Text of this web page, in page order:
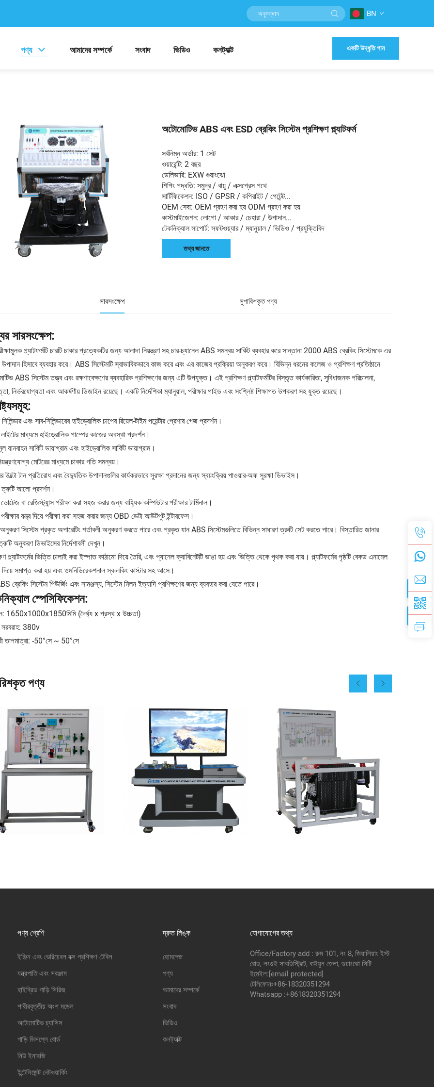
BN
পণ্য আমাদের সম্পর্কে সংবাদ ভিডিও কনট্যাক্ট একটি উদ্ধৃতি পান
অটোমোটিভ ABS এবং ESD ব্রেকিং সিস্টেম প্রশিক্ষণ প্ল্যাটফর্ম
সর্বনিম্ন অর্ডার: 1 সেট
ওয়ারেন্টি: 2 বছর
ডেলিভারি: EXW গুয়াংঝো
শিপিং পদ্ধতি: সমুদ্র / বায়ু / এক্সপ্রেস পথে
সার্টিফিকেশন: ISO / GPSR / কপিরাইট / পেটেন্ট...
OEM সেবা: OEM গ্রহণ করা হয় ODM গ্রহণ করা হয়
কাস্টমাইজেশন: লোগো / আকার / চেহারা / উপাদান...
টেকনিক্যাল সাপোর্ট: সফটওয়্যার / ম্যানুয়াল / ভিডিও / প্রযুক্তিবিদ
তথ্য জানতে
সারসংক্ষেপ সুপারিশকৃত পণ্য
সারসংক্ষেপ:
প্ল্যাটফর্মটি চারটি চাকার প্রত্যেকটির জন্য আলাদা নিয়ন্ত্রণ সহ চার-চ্যানেল ABS সমন্বয় সার্কিট ব্যবহার করে সান্তানা 2000 ABS ব্রেকিং সিস্টেমকে এর
উপাদান হিসাবে ব্যবহার করে। ABS সিস্টেমটি স্বাভাবিকভাবে কাজ করে এবং এর কাজের প্রক্রিয়া অনুকরণ করে। বিভিন্ন ধরনের কলেজ ও প্রশিক্ষণ প্রতিষ্ঠানে
ABS সিস্টেম তত্ত্ব এবং রক্ষণাবেক্ষণের ব্যবহারিক প্রশিক্ষণের জন্য এটি উপযুক্ত। এই প্রশিক্ষণ প্ল্যাটফর্মটির বিস্তৃত কার্যকারিতা, সুবিধাজনক পরিচালনা,
নির্ভরযোগ্যতা এবং আকর্ষণীয় ডিজাইন রয়েছে। একটি নির্দেশিকা ম্যানুয়াল, পরীক্ষার গাইড এবং সংশ্লিষ্ট শিক্ষাগত উপকরণ সহ যুক্ত রয়েছে।
সিলিন্ডার এবং সাব-সিলিন্ডারের হাইড্রোলিক চাপের রিয়েল-টাইম পয়েন্টার প্রেশার গেজ প্রদর্শন।
মাধ্যমে হাইড্রোলিক পাম্পের কাজের অবস্থা প্রদর্শন।
যানবাহন সার্কিট ডায়াগ্রাম এবং হাইড্রোলিক সার্কিট ডায়াগ্রাম।
মোটরের মাধ্যমে চাকার গতি সমন্বয়।
উল্টো টান প্রতিরোধ এবং বৈদ্যুতিক উপাদানগুলির কার্যকরভাবে সুরক্ষা প্রদানের জন্য স্বয়ংক্রিয় পাওয়ার-অফ সুরক্ষা ডিভাইস।
আলো প্রদর্শন।
ভোল্টেজ বা রেজিস্ট্যান্স পরীক্ষা করা সহজ করার জন্য বাহ্যিক কম্পিউটার পরীক্ষার টার্মিনাল।
পরীক্ষার যন্ত্র দিয়ে পরীক্ষা করা সহজ করার জন্য OBD ডেটা আউটপুট ইন্টারফেস।
সিস্টেম প্রকৃত অপারেটিং শর্তাবলী অনুকরণ করতে পারে এবং প্রকৃত যান ABS সিস্টেমগুলিতে বিভিন্ন সাধারণ ত্রুটি সেট করতে পারে। বিস্তারিত জানার
অনুকরণ ডিভাইসের নির্দেশাবলী দেখুন।
প্ল্যাটফর্মের ভিত্তি ঢালাই করা ইস্পাত কাঠামো দিয়ে তৈরি, এবং প্যানেল ক্যাবিনেটটি ভাঙা হয় এবং ভিত্তি থেকে পৃথক করা যায়। প্ল্যাটফর্মের পৃষ্ঠটি বেকড এনামেল
দিয়ে সমাপ্ত করা হয় এবং ওমনিডিরেকশনাল স্ব-লকিং কাস্টার সহ আসে।
ব্রেকিং সিস্টেম পিউর্জিং এবং সামঞ্জস্য, সিস্টেম মিলন ইত্যাদি প্রশিক্ষণের জন্য ব্যবহার করা যেতে পারে।
স্পেসিফিকেশন:
1650x1000x1850মিমি (দৈর্ঘ্য x প্রস্থ x উচ্চতা)
সরবরাহ: 380v
তাপমাত্রা: -50°সে ~ 50°সে
পণ্য
পণ্য শ্রেণি
ইঞ্জিন এবং ভেরিয়েবল বক্স প্রশিক্ষণ টেবিল
যন্ত্রপাতি এবং সরঞ্জাম
হাইব্রিড গাড়ি সিরিজ
শারীরবৃত্তীয় অংশ মডেল
অটোমোটিভ চ্যাসিস
গাড়ি ডিসপ্লে বোর্ড
নিউ ইনারজি
ইন্টেলিজেন্ট নেটওয়ার্কিং
দ্রুত লিঙ্ক
হোমপেজ
পণ্য
আমাদের সম্পর্কে
সংবাদ
ভিডিও
কনট্যাক্ট
যোগাযোগের তথ্য
Office/Factory add : রুম 101, নং 8, জিয়ালিয়াং ইস্ট
রোড, লংগুই সাবডিস্ট্রিক্ট, বাইয়ুন জেলা, গুয়াংঝো সিটি
ইমেইল:[email protected]
টেলিফোনঃ+86-18320351294
Whatsapp :+8618320351294